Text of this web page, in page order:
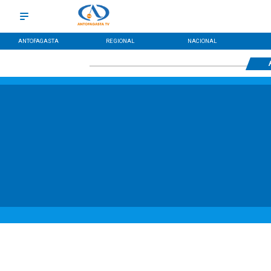
ANTOFAGASTA REGIONAL NACIONAL